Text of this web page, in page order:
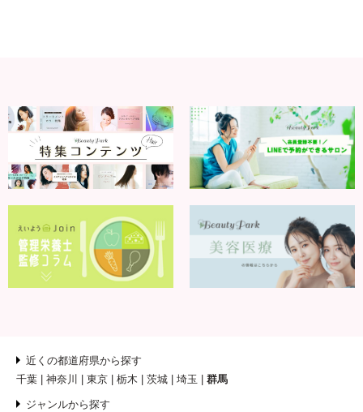
近くの都道府県から探す
千葉
神奈川 東京 栃木 茨城 埼玉 群馬
ジャンルから探す